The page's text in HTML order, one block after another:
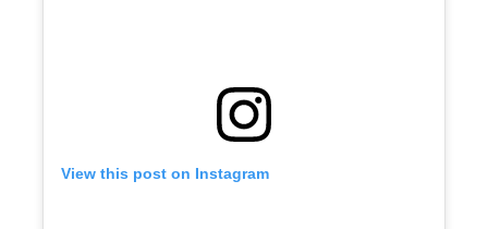
View this post on Instagram